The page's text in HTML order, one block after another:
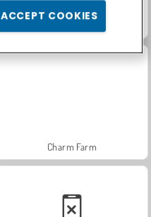
Charm Farm
ACCEPT COOKIES